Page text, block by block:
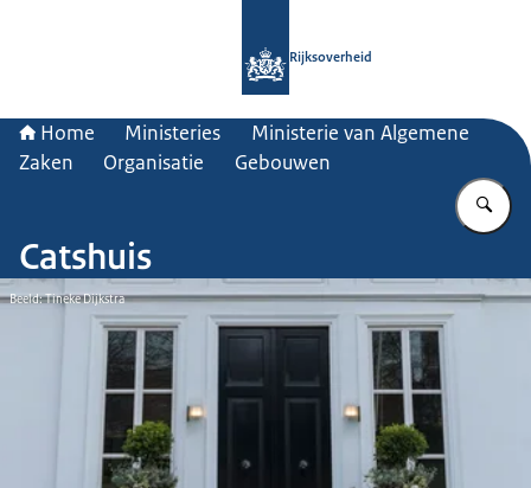
Rijksoverheid
Home Ministeries
Ministerie van Algemene
Zaken
Organisatie Gebouwen
Catshuis
Beeld: Tineke Dijkstra